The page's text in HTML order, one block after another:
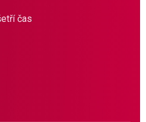
čas